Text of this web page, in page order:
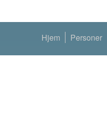
Hjem Personer